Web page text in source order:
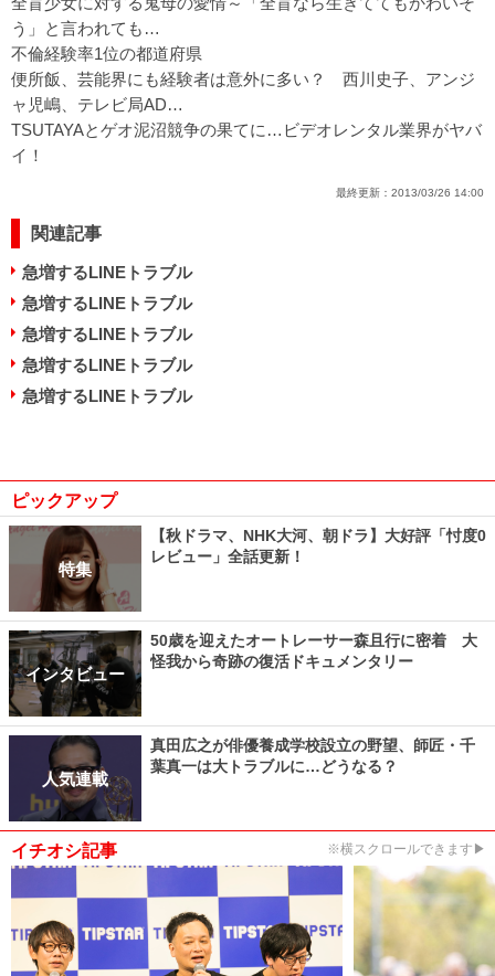
う」と言われても…
不倫経験率1位の都道府県
便所飯、芸能界にも経験者は意外に多い？ 西川史子、アンジ
ャ児嶋、テレビ局AD…
TSUTAYAとゲオ泥沼競争の果てに…ビデオレンタル業界がヤバ
イ！
最終更新： 2013/03/26 14:00
関連記事
急増するLINEトラブル
急増するLINEトラブル
急増するLINEトラブル
急増するLINEトラブル
急増するLINEトラブル
ピックアップ
特集
【秋ドラマ、NHK大河、朝ドラ】大好評「忖度0
レビュー」全話更新！
インタビュー
50歳を迎えたオートレーサー森且行に密着 大
怪我から奇跡の復活ドキュメンタリー
人気連載
真田広之が俳優養成学校設立の野望、師匠・千
葉真一は大トラブルに…どうなる？
イチオシ記事 ※横スクロールできます▶